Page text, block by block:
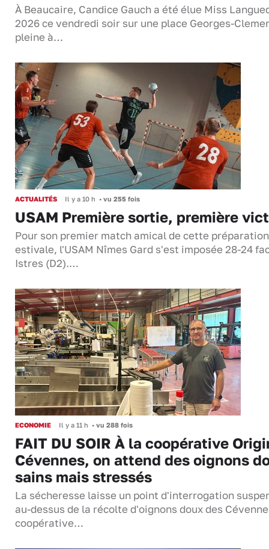
À Beaucaire, Candice Gauch a été élue Miss
2026 ce vendredi soir sur une place Georges-
pleine à…
ACTUALITÉS Il y a 10 h • vu 255 fois
USAM Première sortie, première
Pour son premier match amical de cette préparation
estivale, l'USAM Nîmes Gard s'est imposée 28-24
Istres (D2).…
ECONOMIE Il y a 11 h • vu 288 fois
FAIT DU SOIR À la coopérative
Cévennes, on attend des oignons
sains mais stressés
La sécheresse laisse un point d'interrogation
au-dessus de la récolte d'oignons doux des
coopérative…